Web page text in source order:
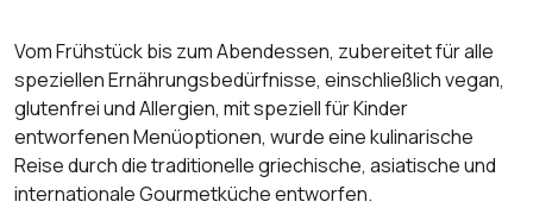
Vom Frühstück bis zum Abendessen, zubereitet für alle
speziellen Ernährungsbedürfnisse, einschließlich vegan,
glutenfrei und Allergien, mit speziell für Kinder
entworfenen Menüoptionen, wurde eine kulinarische
Reise durch die traditionelle griechische, asiatische und
internationale Gourmetküche entworfen.